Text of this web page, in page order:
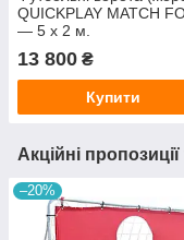
QUICKPLAY MATCH
— 5 х 2 м.
13 800 ₴
Купити
Акційні
–20%